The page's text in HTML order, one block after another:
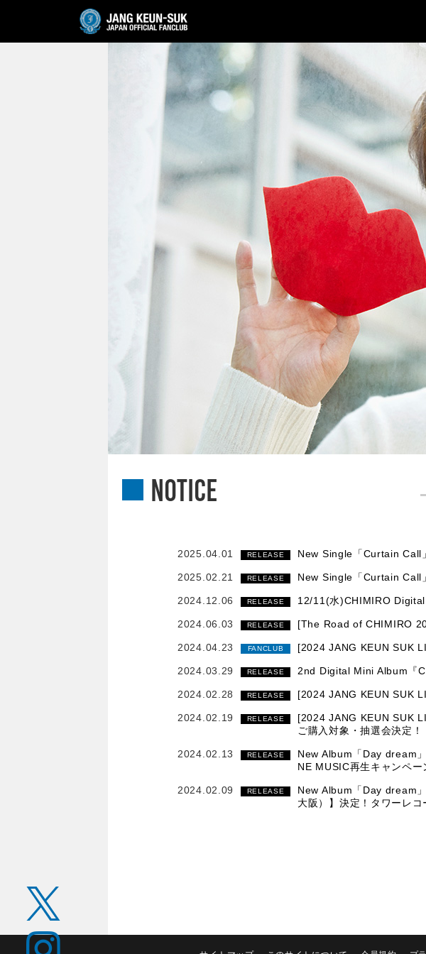
NOTICE
2025.04.01 RELEASE New Single「Curtain Call
2025.02.21 RELEASE New Single「Curtain Call
2024.12.06 RELEASE 12/11(水)CHIMIRO
2024.06.03 RELEASE [The Road of CHIMIRO
2024.04.23 FANCLUB [2024 JANG KEUN SUK
2024.03.29 RELEASE 2nd Digital Mini Album『
2024.02.28 RELEASE [2024 JANG KEUN SUK
2024.02.19 RELEASE
[2024 JANG KEUN SUK
ご購入対象・抽選会決定！
2024.02.13 RELEASE
New Album「Day dream
NE MUSIC再生キャンペー
2024.02.09 RELEASE
New Album「Day dream
大阪）】決定！タワーレコ